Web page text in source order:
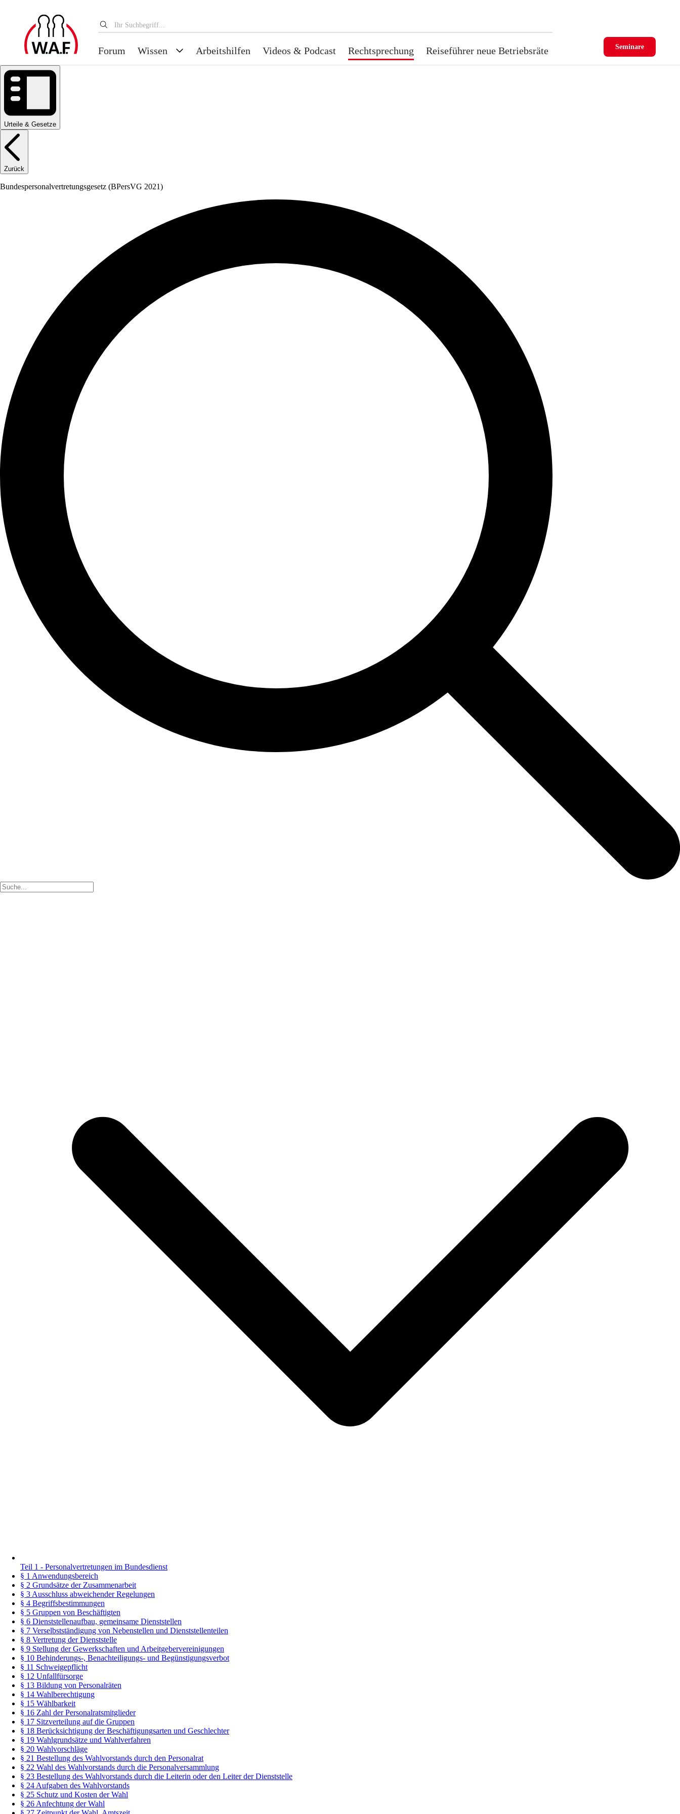
Forum Wissen Arbeitshilfen Videos & Podcast Rechtsprechung Reiseführer neue Betriebsräte Seminare
Urteile & Gesetze
Zurück
Bundespersonalvertretungsgesetz (BPersVG 2021)
Teil 1 - Personalvertretungen im Bundesdienst
§ 1 Anwendungsbereich
§ 2 Grundsätze der Zusammenarbeit
§ 3 Ausschluss abweichender Regelungen
§ 4 Begriffsbestimmungen
§ 5 Gruppen von Beschäftigten
§ 6 Dienststellenaufbau, gemeinsame Dienststellen
§ 7 Verselbstständigung von Nebenstellen und Dienststellenteilen
§ 8 Vertretung der Dienststelle
§ 9 Stellung der Gewerkschaften und Arbeitgebervereinigungen
§ 10 Behinderungs-, Benachteiligungs- und Begünstigungsverbot
§ 11 Schweigepflicht
§ 12 Unfallfürsorge
§ 13 Bildung von Personalräten
§ 14 Wahlberechtigung
§ 15 Wählbarkeit
§ 16 Zahl der Personalratsmitglieder
§ 17 Sitzverteilung auf die Gruppen
§ 18 Berücksichtigung der Beschäftigungsarten und Geschlechter
§ 19 Wahlgrundsätze und Wahlverfahren
§ 20 Wahlvorschläge
§ 21 Bestellung des Wahlvorstands durch den Personalrat
§ 22 Wahl des Wahlvorstands durch die Personalversammlung
§ 23 Bestellung des Wahlvorstands durch die Leiterin oder den Leiter der Dienststelle
§ 24 Aufgaben des Wahlvorstands
§ 25 Schutz und Kosten der Wahl
§ 26 Anfechtung der Wahl